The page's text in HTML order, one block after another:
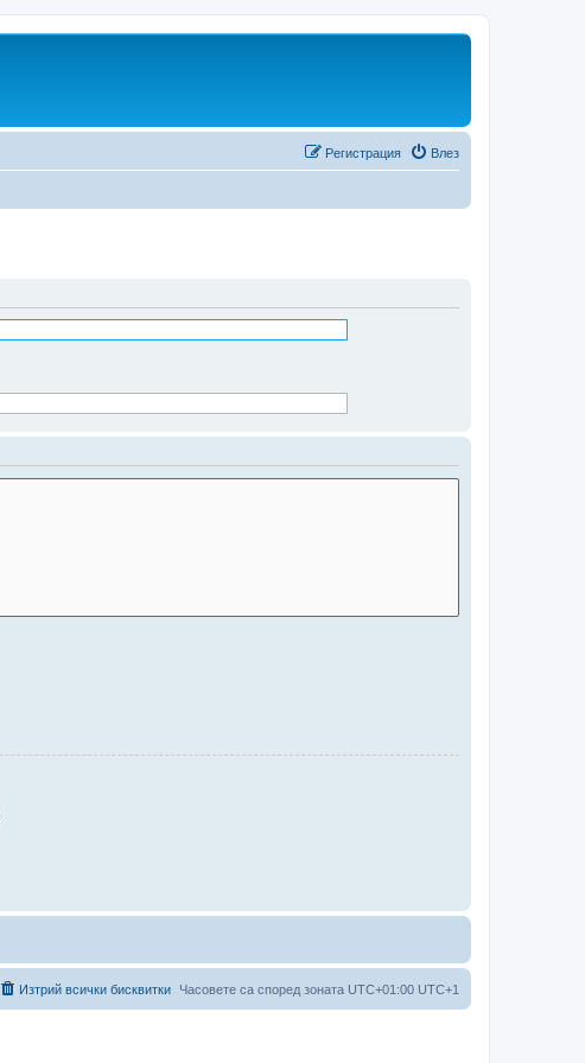
Влез
Регистрация
Часовете са според зоната UTC+01:00 UTC+1
Изтрий всички бисквитки